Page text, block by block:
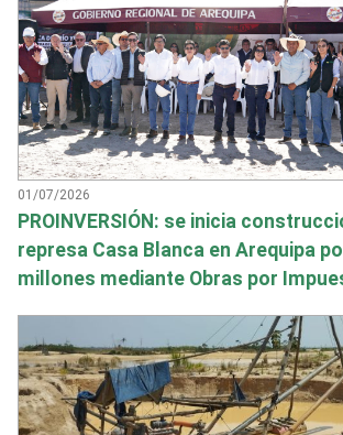
01/07/2026
PROINVERSIÓN: se inicia
represa Casa Blanca en Arequipa
millones mediante Obras por